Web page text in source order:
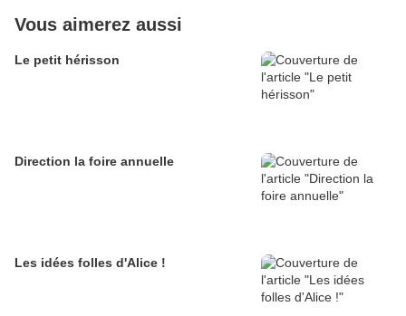
Vous aimerez aussi
Le petit hérisson
Direction la foire annuelle
Les idées folles d'Alice !